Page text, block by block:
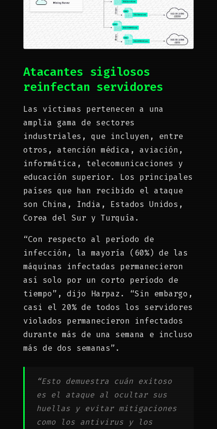
Atacantes sigilosos
reinfectan servidores
Las víctimas pertenecen a una
amplia gama de sectores
industriales, que incluyen, entre
otros, atención médica, aviación,
informática, telecomunicaciones y
educación superior. Los principales
países que han recibido el ataque
son China, India, Estados Unidos,
Corea del Sur y Turquía.
“Con respecto al período de
infección, la mayoría (60%) de las
máquinas infectadas permanecieron
así solo por un corto período de
tiempo”, dijo Harpaz. “Sin embargo,
casi el 20% de todos los servidores
violados permanecieron infectados
durante más de una semana e incluso
más de dos semanas”.
“Esto demuestra cuán exitoso
es el ataque al ocultar sus
huellas y evitar mitigaciones
como los antivirus y los